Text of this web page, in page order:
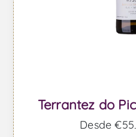
Terrantez do
Desde